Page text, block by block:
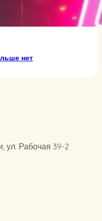
нет
ул. Рабочая 39-2